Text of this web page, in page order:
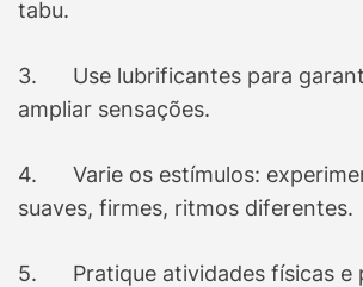
tabu.
3. Use lubrificantes para
ampliar sensações.
4. Varie os estímulos:
suaves, firmes, ritmos diferentes.
5. Pratique atividades físicas e